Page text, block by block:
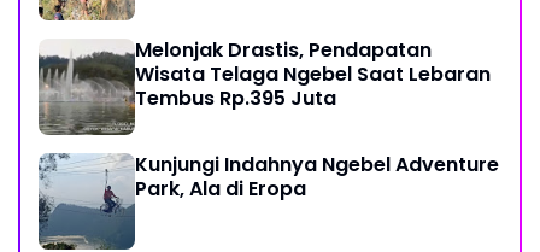
Melonjak Drastis, Pendapatan
Wisata Telaga Ngebel Saat Lebaran
Tembus Rp.395 Juta
Kunjungi Indahnya Ngebel Adventure
Park, Ala di Eropa